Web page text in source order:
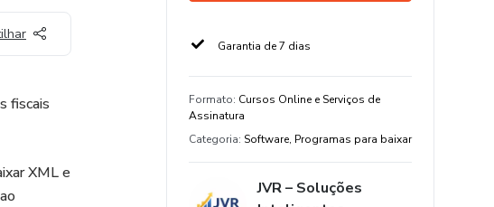
fiscais
XML e
Garantia de 7 dias
Formato: Cursos Online e Serviços de
Assinatura
Categoria: Software, Programas para baixar
JVR – Soluções